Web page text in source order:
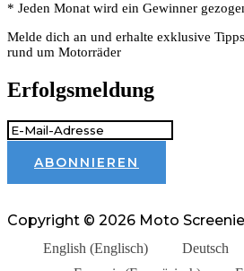
* Jeden Monat wird ein Gewinner
Melde dich an und erhalte exklusive
rund um Motorräder
Erfolgsmeldung
ABONNIEREN
Copyright © 2026 Moto
English (Englisch) Deutsch